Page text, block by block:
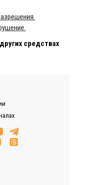
средствах